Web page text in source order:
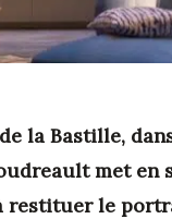
la Bastille,
met
restituer le